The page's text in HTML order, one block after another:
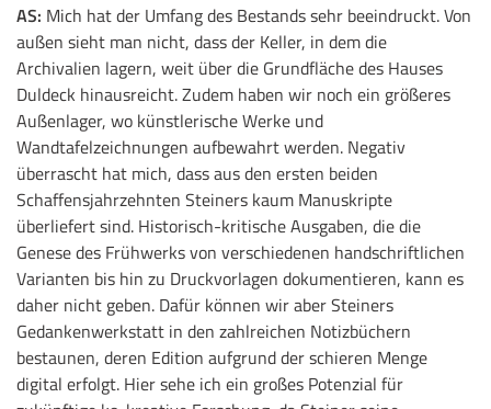
AS: Mich hat der Umfang des Bestands sehr beeindruckt. Von
außen sieht man nicht, dass der Keller, in dem die
Archivalien lagern, weit über die Grundfläche des Hauses
Duldeck hinausreicht. Zudem haben wir noch ein größeres
Außenlager, wo künstlerische Werke und
Wandtafelzeichnungen aufbewahrt werden. Negativ
überrascht hat mich, dass aus den ersten beiden
Schaffensjahrzehnten Steiners kaum Manuskripte
überliefert sind. Historisch-kritische Ausgaben, die die
Genese des Frühwerks von verschiedenen handschriftlichen
Varianten bis hin zu Druckvorlagen dokumentieren, kann es
daher nicht geben. Dafür können wir aber Steiners
Gedankenwerkstatt in den zahlreichen Notizbüchern
bestaunen, deren Edition aufgrund der schieren Menge
digital erfolgt. Hier sehe ich ein großes Potenzial für